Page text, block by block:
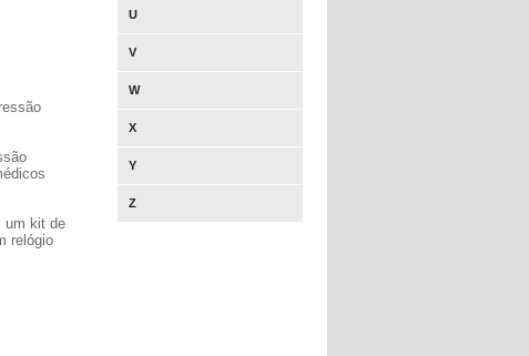
um kit de
relógio
U
V
W
X
Y
Z